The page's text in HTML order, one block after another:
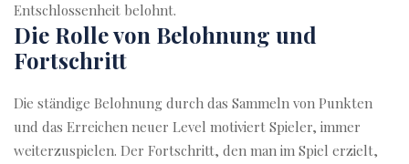
Entschlossenheit belohnt.
Die Rolle von Belohnung und
Fortschritt
Die ständige Belohnung durch das Sammeln von Punkten
und das Erreichen neuer Level motiviert Spieler, immer
weiterzuspielen. Der Fortschritt, den man im Spiel erzielt,